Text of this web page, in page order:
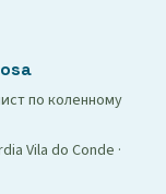
по коленному
Vila do Conde ·